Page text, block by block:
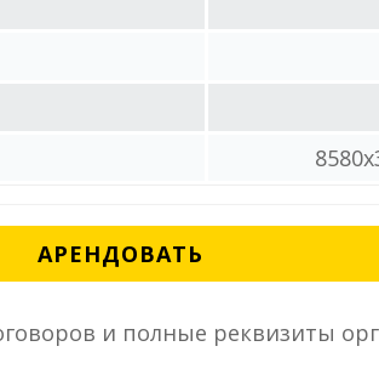
АРЕНДОВАТЬ
и полные реквизиты